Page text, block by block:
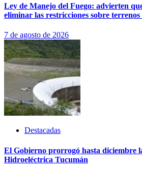
Ley de Manejo del Fuego: advierten
eliminar las restricciones sobre
7 de agosto de 2026
Destacadas
El Gobierno prorrogó hasta diciembre
Hidroeléctrica Tucumán